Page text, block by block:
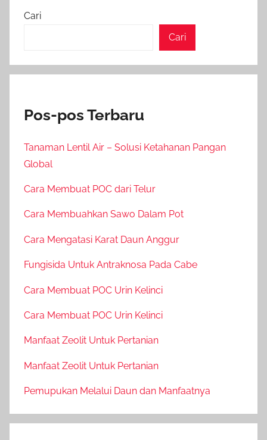
Cari
Cari
Pos-pos Terbaru
Tanaman Lentil Air – Solusi Ketahanan Pangan
Global
Cara Membuat POC dari Telur
Cara Membuahkan Sawo Dalam Pot
Cara Mengatasi Karat Daun Anggur
Fungisida Untuk Antraknosa Pada Cabe
Cara Membuat POC Urin Kelinci
Cara Membuat POC Urin Kelinci
Manfaat Zeolit Untuk Pertanian
Manfaat Zeolit Untuk Pertanian
Pemupukan Melalui Daun dan Manfaatnya